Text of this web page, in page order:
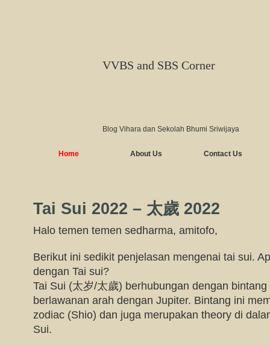
VVBS and SBS Corner
Blog Vihara dan Sekolah Bhumi Sriwijaya
Home About Us Contact Us
Tai Sui 2022 – 太歲 2022
Halo temen temen sedharma, amitofo,
Berikut ini sedikit penjelasan mengenai tai sui.
dengan Tai sui?
Tai Sui (太岁/太歲) berhubungan dengan
berlawanan arah dengan Jupiter. Bintang ini
zodiac (Shio) dan juga merupakan theory di
Sui.